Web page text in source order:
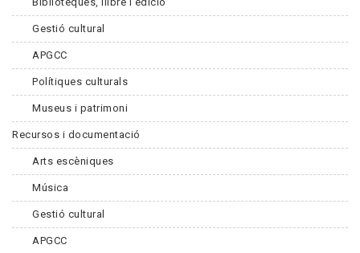
Gestió cultural
APGCC
Polítiques culturals
Museus i patrimoni
Recursos i documentació
Arts escèniques
Música
Gestió cultural
APGCC